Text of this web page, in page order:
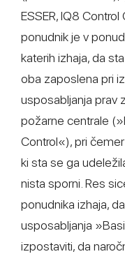
ESSER, IQ8
ponudnik je v
katerih izhaja, da
oba zaposlena pri
usposabljanja prav
požarne centrale
Control«), pri
ki sta se ga
nista sporni. Res
ponudnika izhaja,
usposabljanja
izpostaviti, da